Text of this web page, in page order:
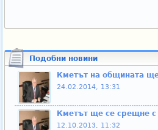
Подобни новини
Кметът на общината
24.02.2014, 13:31
Кметът ще се срещне
12.10.2013, 11:32